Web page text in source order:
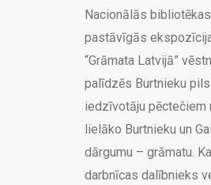
Nacionālās bibliotēkas
pastāvīgās
“Grāmata Latvijā”
palīdzēs Burtnieku pils
iedzīvotāju pēctečiem
lielāko Burtnieku un
dārgumu – grāmatu.
darbnīcas dalībnieks